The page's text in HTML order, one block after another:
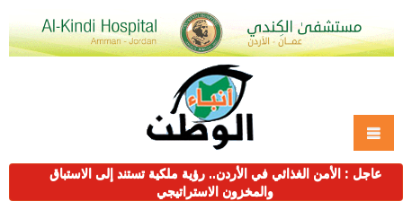
عاجل : الأمن الغذائي في الأردن.. رؤية ملكية تستند إلى الاستباق
والمخزون الاستراتيجي